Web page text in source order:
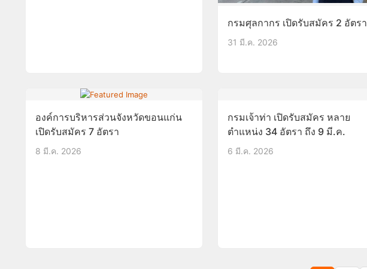
กรมศุลกากร เปิดรับสมัคร 2 อัตรา
31 มี.ค. 2026
องค์การบริหารส่วนจังหวัดขอนแก่น
เปิดรับสมัคร 7 อัตรา
8 มี.ค. 2026
กรมเจ้าท่า เปิดรับสมัคร หลาย
ตำแหน่ง 34 อัตรา ถึง 9 มี.ค.
6 มี.ค. 2026